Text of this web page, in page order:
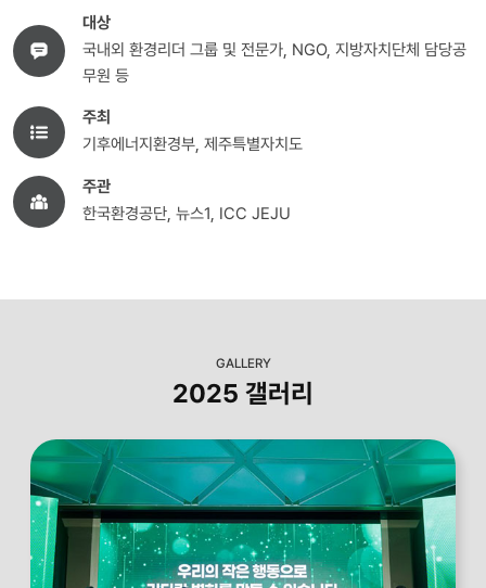
대상
국내외 환경리더 그룹 및 전문가, NGO, 지방자치단체 담당공
무원 등
주최
기후에너지환경부, 제주특별자치도
주관
한국환경공단, 뉴스1, ICC JEJU
GALLERY
2025 갤러리